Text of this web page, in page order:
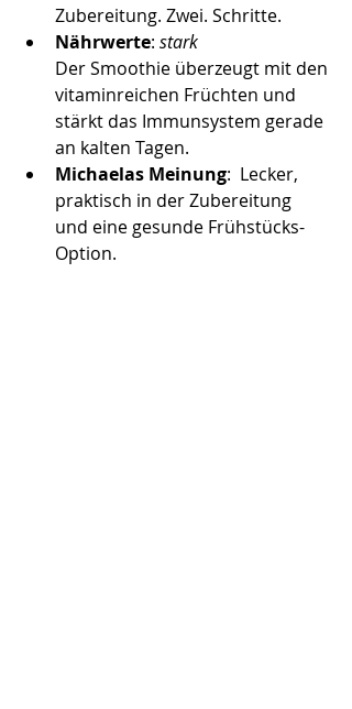
Zubereitung. Zwei. Schritte.
Nährwerte: stark
Der Smoothie überzeugt mit den
vitaminreichen Früchten und
stärkt das Immunsystem gerade
an kalten Tagen.
Michaelas Meinung:  Lecker,
praktisch in der Zubereitung
und eine gesunde Frühstücks-
Option.